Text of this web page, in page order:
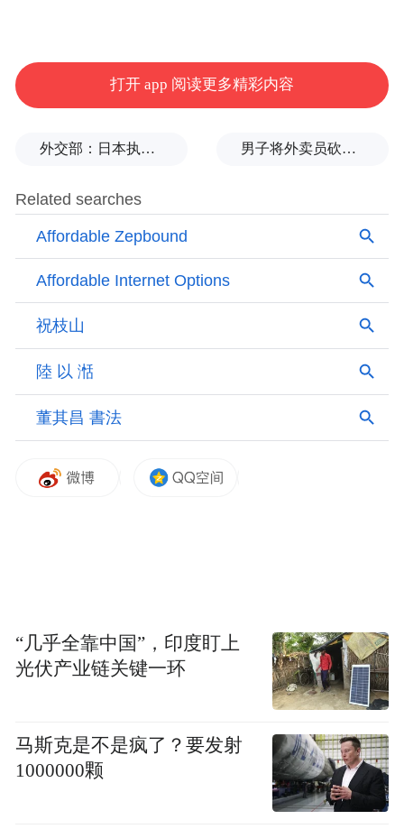
打开 app 阅读更多精彩内容
外交部：日本执政当局应倾听民众呼声，停止在核问题上玩火 男子将外卖员砍成植物人获刑8年，家属：他炒股亏本精神异常，常年带刀
“几乎全靠中国”，印度盯上
光伏产业链关键一环
马斯克是不是疯了？要发射
1000000颗